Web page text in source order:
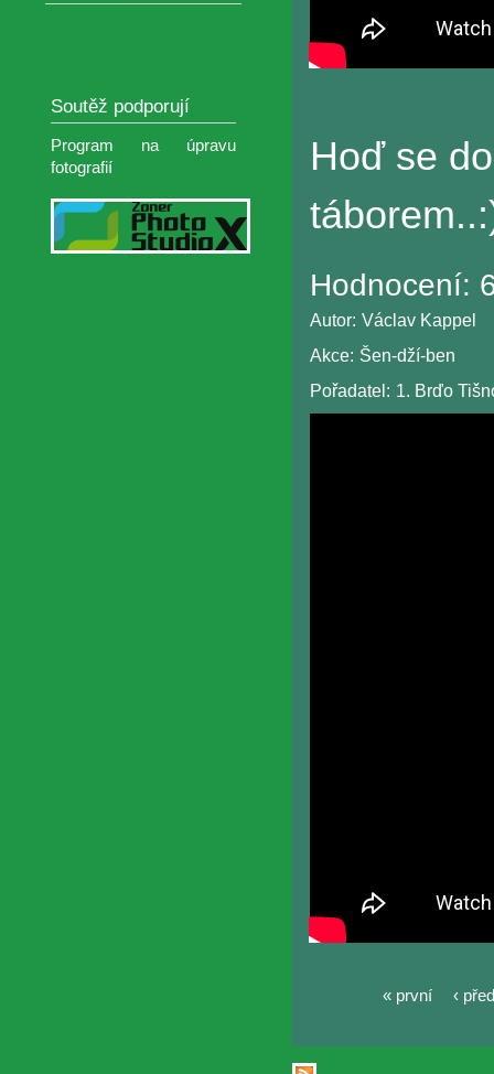
Soutěž podporují
Program na úpravu
fotografií
Hoď se
Hodnocení:
Autor: Václav Kappel
Akce: Šen-dží-ben
Pořadatel: 1. Brďo
« první ‹